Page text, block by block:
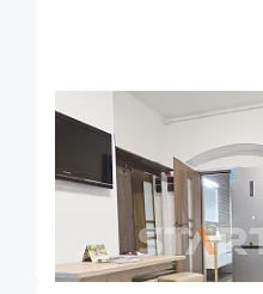
Apartament Centru
Saguna
Brasov
50
m²
1
dormitor